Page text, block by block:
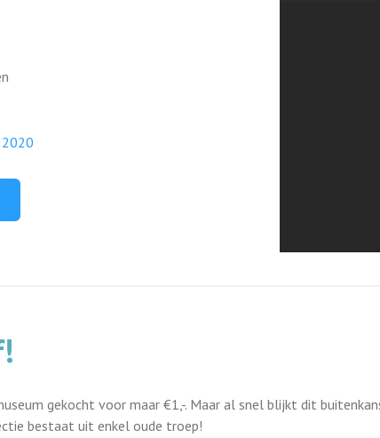
gekocht voor maar €1,-. Maar al snel blijkt dit
bestaat uit enkel oude troep!